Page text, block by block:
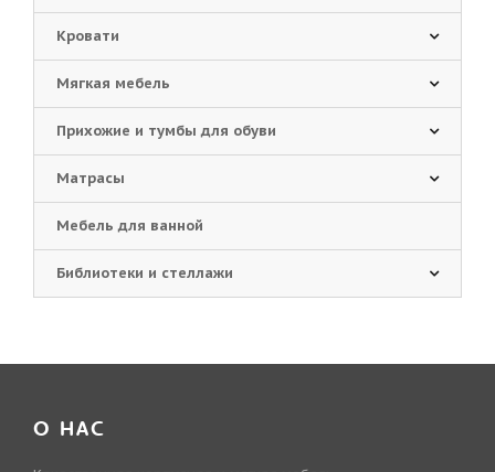
Кровати
Мягкая мебель
Прихожие и тумбы для обуви
Матрасы
Мебель для ванной
Библиотеки и стеллажи
О НАС